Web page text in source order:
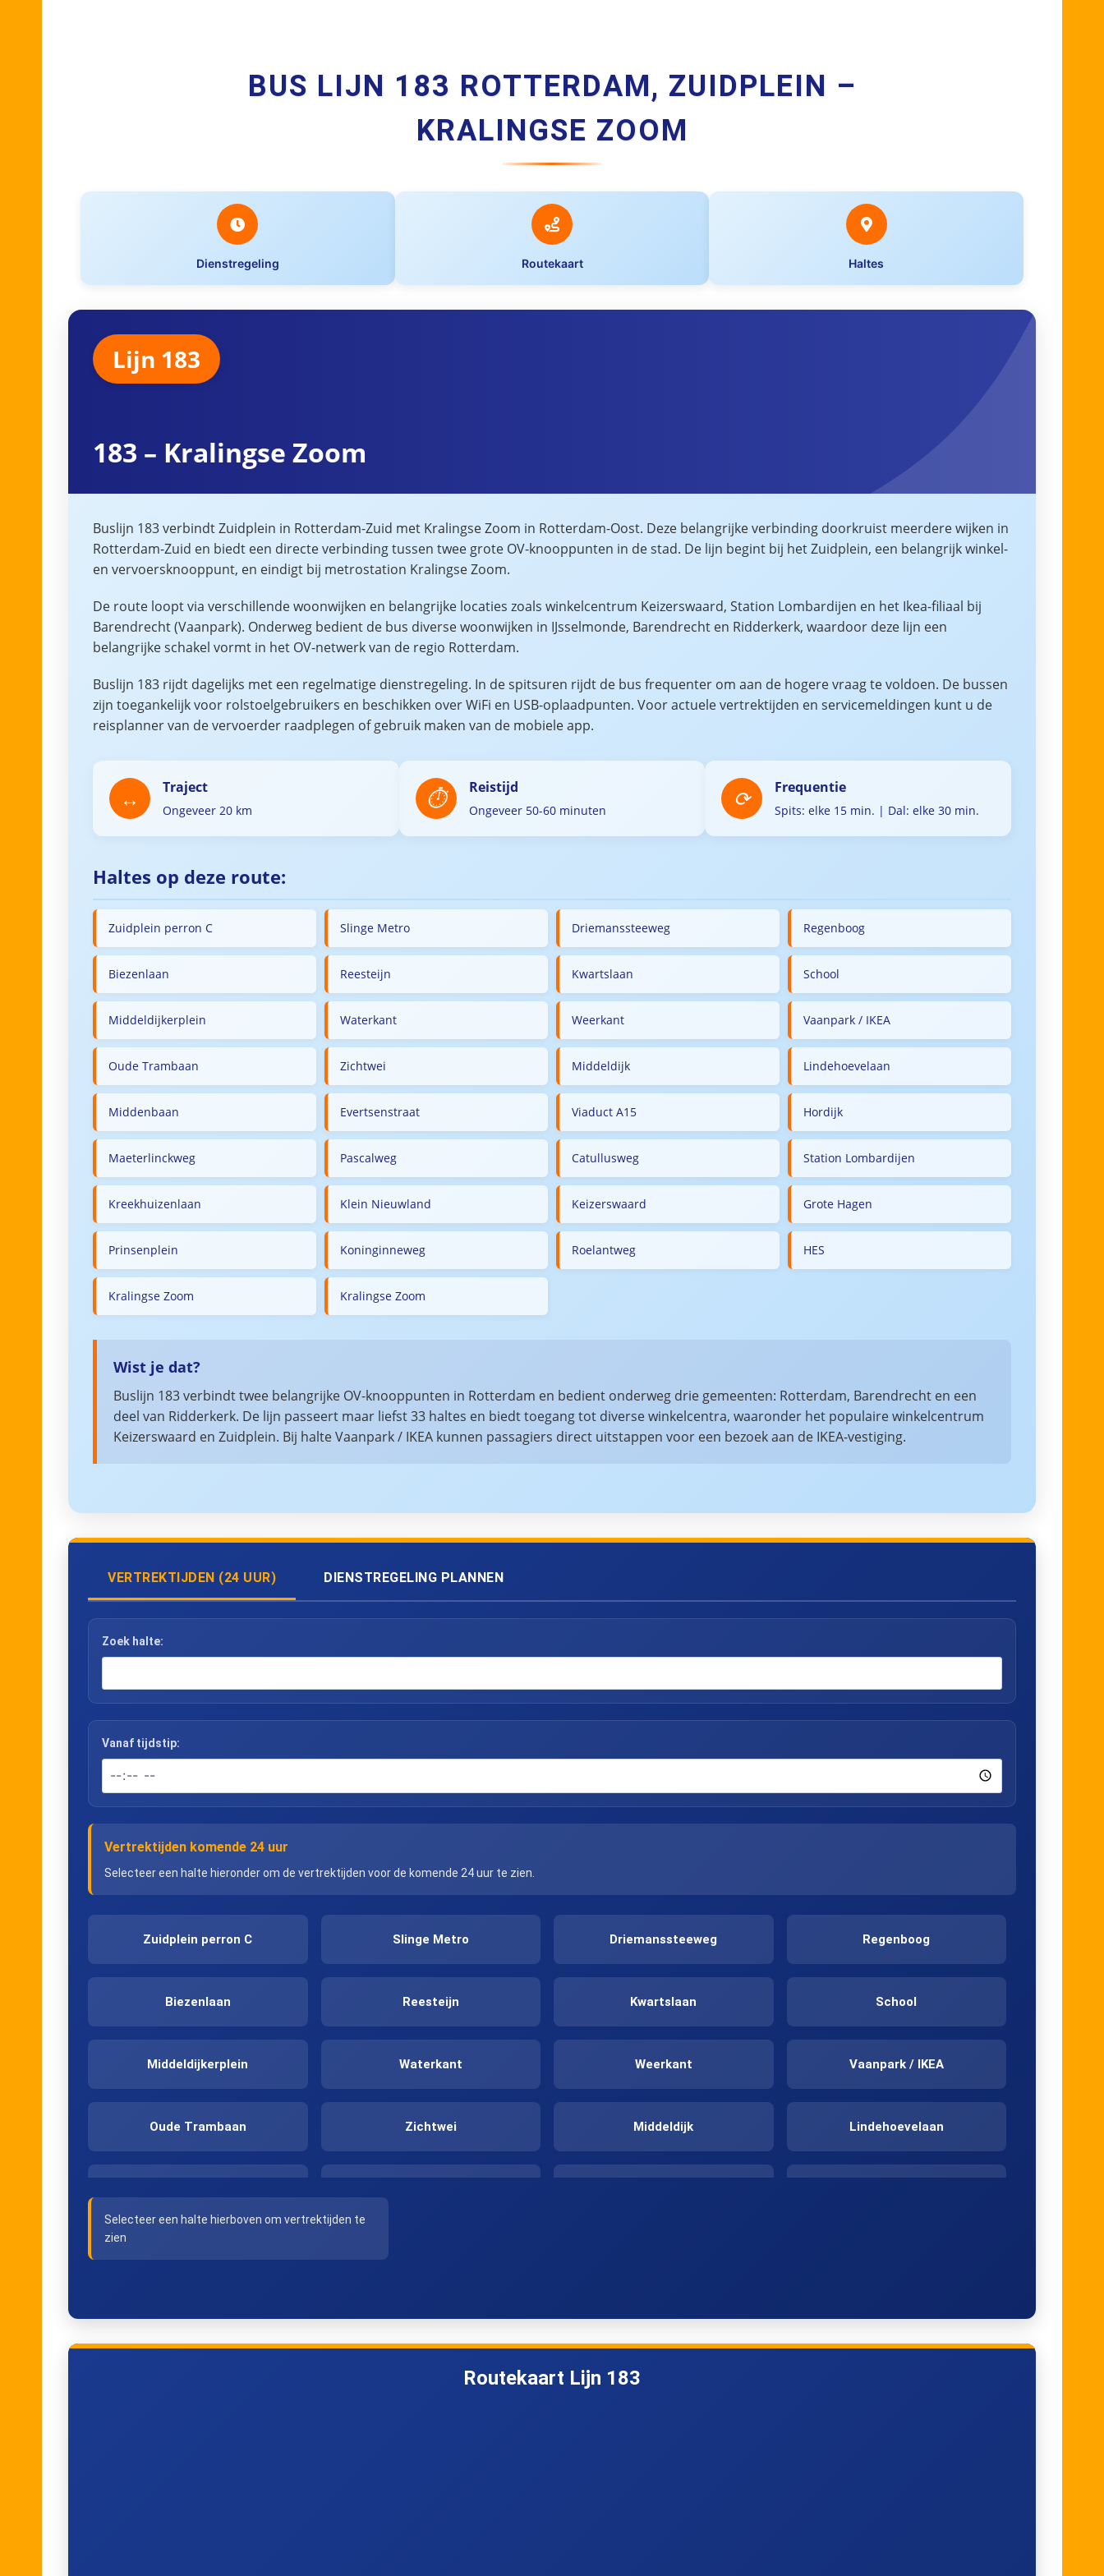
BUS LIJN 183 ROTTERDAM, ZUIDPLEIN –
KRALINGSE ZOOM
Dienstregeling Routekaart Haltes
Lijn 183
183 – Kralingse Zoom
Buslijn 183 verbindt Zuidplein in Rotterdam-Zuid met Kralingse Zoom in Rotterdam-Oost. Deze belangrijke verbinding doorkruist meerdere wijken in
Rotterdam-Zuid en biedt een directe verbinding tussen twee grote OV-knooppunten in de stad. De lijn begint bij het Zuidplein, een belangrijk winkel-
en vervoersknooppunt, en eindigt bij metrostation Kralingse Zoom.
De route loopt via verschillende woonwijken en belangrijke locaties zoals winkelcentrum Keizerswaard, Station Lombardijen en het Ikea-filiaal bij
Barendrecht (Vaanpark). Onderweg bedient de bus diverse woonwijken in IJsselmonde, Barendrecht en Ridderkerk, waardoor deze lijn een
belangrijke schakel vormt in het OV-netwerk van de regio Rotterdam.
Buslijn 183 rijdt dagelijks met een regelmatige dienstregeling. In de spitsuren rijdt de bus frequenter om aan de hogere vraag te voldoen. De bussen
zijn toegankelijk voor rolstoelgebruikers en beschikken over WiFi en USB-oplaadpunten. Voor actuele vertrektijden en servicemeldingen kunt u de
reisplanner van de vervoerder raadplegen of gebruik maken van de mobiele app.
Traject
Ongeveer 20 km
Reistijd
Ongeveer 50-60 minuten
Frequentie
Spits: elke 15 min. | Dal: elke 30 min.
Haltes op deze route:
Zuidplein perron C Slinge Metro Driemanssteeweg Regenboog
Biezenlaan Reesteijn Kwartslaan School
Middeldijkerplein Waterkant Weerkant Vaanpark / IKEA
Oude Trambaan Zichtwei Middeldijk Lindehoevelaan
Middenbaan Evertsenstraat Viaduct A15 Hordijk
Maeterlinckweg Pascalweg Catullusweg Station Lombardijen
Kreekhuizenlaan Klein Nieuwland Keizerswaard Grote Hagen
Prinsenplein Koninginneweg Roelantweg HES
Kralingse Zoom Kralingse Zoom
Wist je dat?
Buslijn 183 verbindt twee belangrijke OV-knooppunten in Rotterdam en bedient onderweg drie gemeenten: Rotterdam, Barendrecht en een
deel van Ridderkerk. De lijn passeert maar liefst 33 haltes en biedt toegang tot diverse winkelcentra, waaronder het populaire winkelcentrum
Keizerswaard en Zuidplein. Bij halte Vaanpark / IKEA kunnen passagiers direct uitstappen voor een bezoek aan de IKEA-vestiging.
VERTREKTIJDEN (24 UUR) DIENSTREGELING PLANNEN
Zoek halte:
Vanaf tijdstip:
Vertrektijden komende 24 uur
Selecteer een halte hieronder om de vertrektijden voor de komende 24 uur te zien.
Zuidplein perron C Slinge Metro Driemanssteeweg Regenboog
Biezenlaan Reesteijn Kwartslaan School
Middeldijkerplein Waterkant Weerkant Vaanpark / IKEA
Oude Trambaan Zichtwei Middeldijk Lindehoevelaan
Koninginneweg Roelantweg
Selecteer een halte hierboven om vertrektijden te
zien
Routekaart Lijn 183